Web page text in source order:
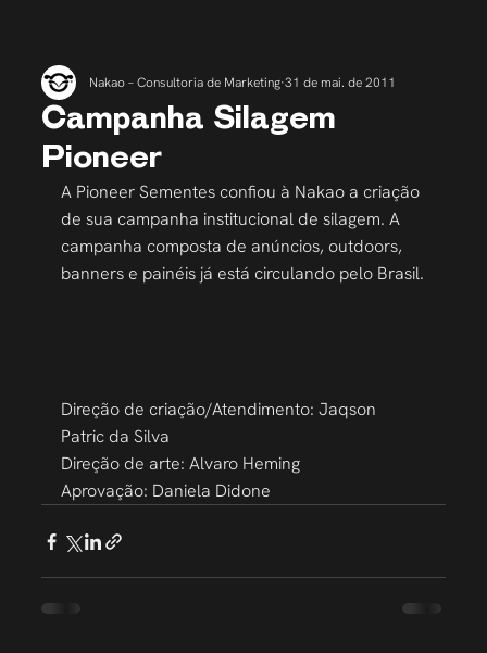
Campanha Silagem
Pioneer
Nakao – Consultoria de Marketing 31 de mai. de 2011
A Pioneer Sementes confiou à Nakao a criação
de sua campanha institucional de silagem. A
campanha composta de anúncios, outdoors,
banners e painéis já está circulando pelo Brasil.
Direção de criação/Atendimento: Jaqson
Patric da Silva
Direção de arte: Alvaro Heming
Aprovação: Daniela Didone